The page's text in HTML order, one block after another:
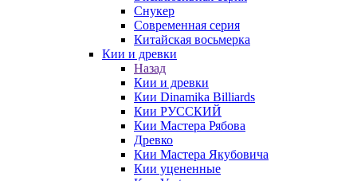
Снукер
Современная серия
Китайская восьмерка
Кии и древки
Назад
Кии и древки
Кии Dinamika Billiards
Кии РУССКИЙ
Кии Мастера Рябова
Древко
Кии Мастера Якубовича
Кии уцененные